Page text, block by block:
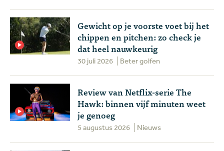
Gewicht op je voorste voet bij het
chippen en pitchen: zo check je
dat heel nauwkeurig
30 juli 2026 Beter golfen
Review van Netflix-serie The
Hawk: binnen vijf minuten weet
je genoeg
5 augustus 2026 Nieuws